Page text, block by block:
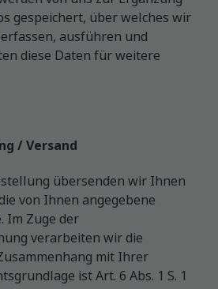
gespeichert, über welches wir
ausführen und
diese Daten für weitere
/ Versand
übersenden wir Ihnen
von Ihnen angegebene
Im Zuge der
verarbeiten wir die
mit Ihrer
ist Art. 6 Abs. 1 S. 1